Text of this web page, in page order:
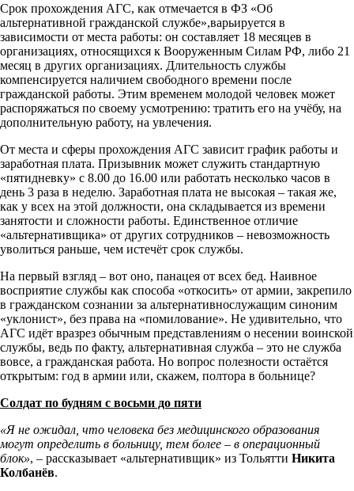
Срок прохождения АГС, как отмечается в ФЗ «Об
альтернативной гражданской службе»,варьируется в
зависимости от места работы: он составляет 18 месяцев в
организациях, относящихся к Вооруженным Силам РФ, либо 21
месяц в других организациях. Длительность службы
компенсируется наличием свободного времени после
гражданской работы. Этим временем молодой человек может
распоряжаться по своему усмотрению: тратить его на учёбу, на
дополнительную работу, на увлечения.
От места и сферы прохождения АГС зависит график работы и
заработная плата. Призывник может служить стандартную
«пятидневку» с 8.00 до 16.00 или работать несколько часов в
день 3 раза в неделю. Заработная плата не высокая – такая же,
как у всех на этой должности, она складывается из времени
занятости и сложности работы. Единственное отличие
«альтернативщика» от других сотрудников – невозможность
уволиться раньше, чем истечёт срок службы.
На первый взгляд – вот оно, панацея от всех бед. Наивное
восприятие службы как способа «откосить» от армии, закрепило
в гражданском сознании за альтернативнослужащим синоним
«уклонист», без права на «помилование». Не удивительно, что
АГС идёт вразрез обычным представлениям о несении воинской
службы, ведь по факту, альтернативная служба – это не служба
вовсе, а гражданская работа. Но вопрос полезности остаётся
открытым: год в армии или, скажем, полтора в больнице?
Солдат по будням с восьми до пяти
«Я не ожидал, что человека без медицинского образования
могут определить в больницу, тем более – в операционный
блок», – рассказывает «альтернативщик» из Тольятти Никита
Колбанёв.